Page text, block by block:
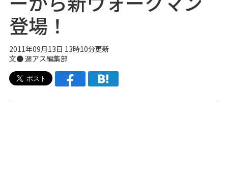
登場！
2011年09月13日 13時10分更新
文●週アス編集部